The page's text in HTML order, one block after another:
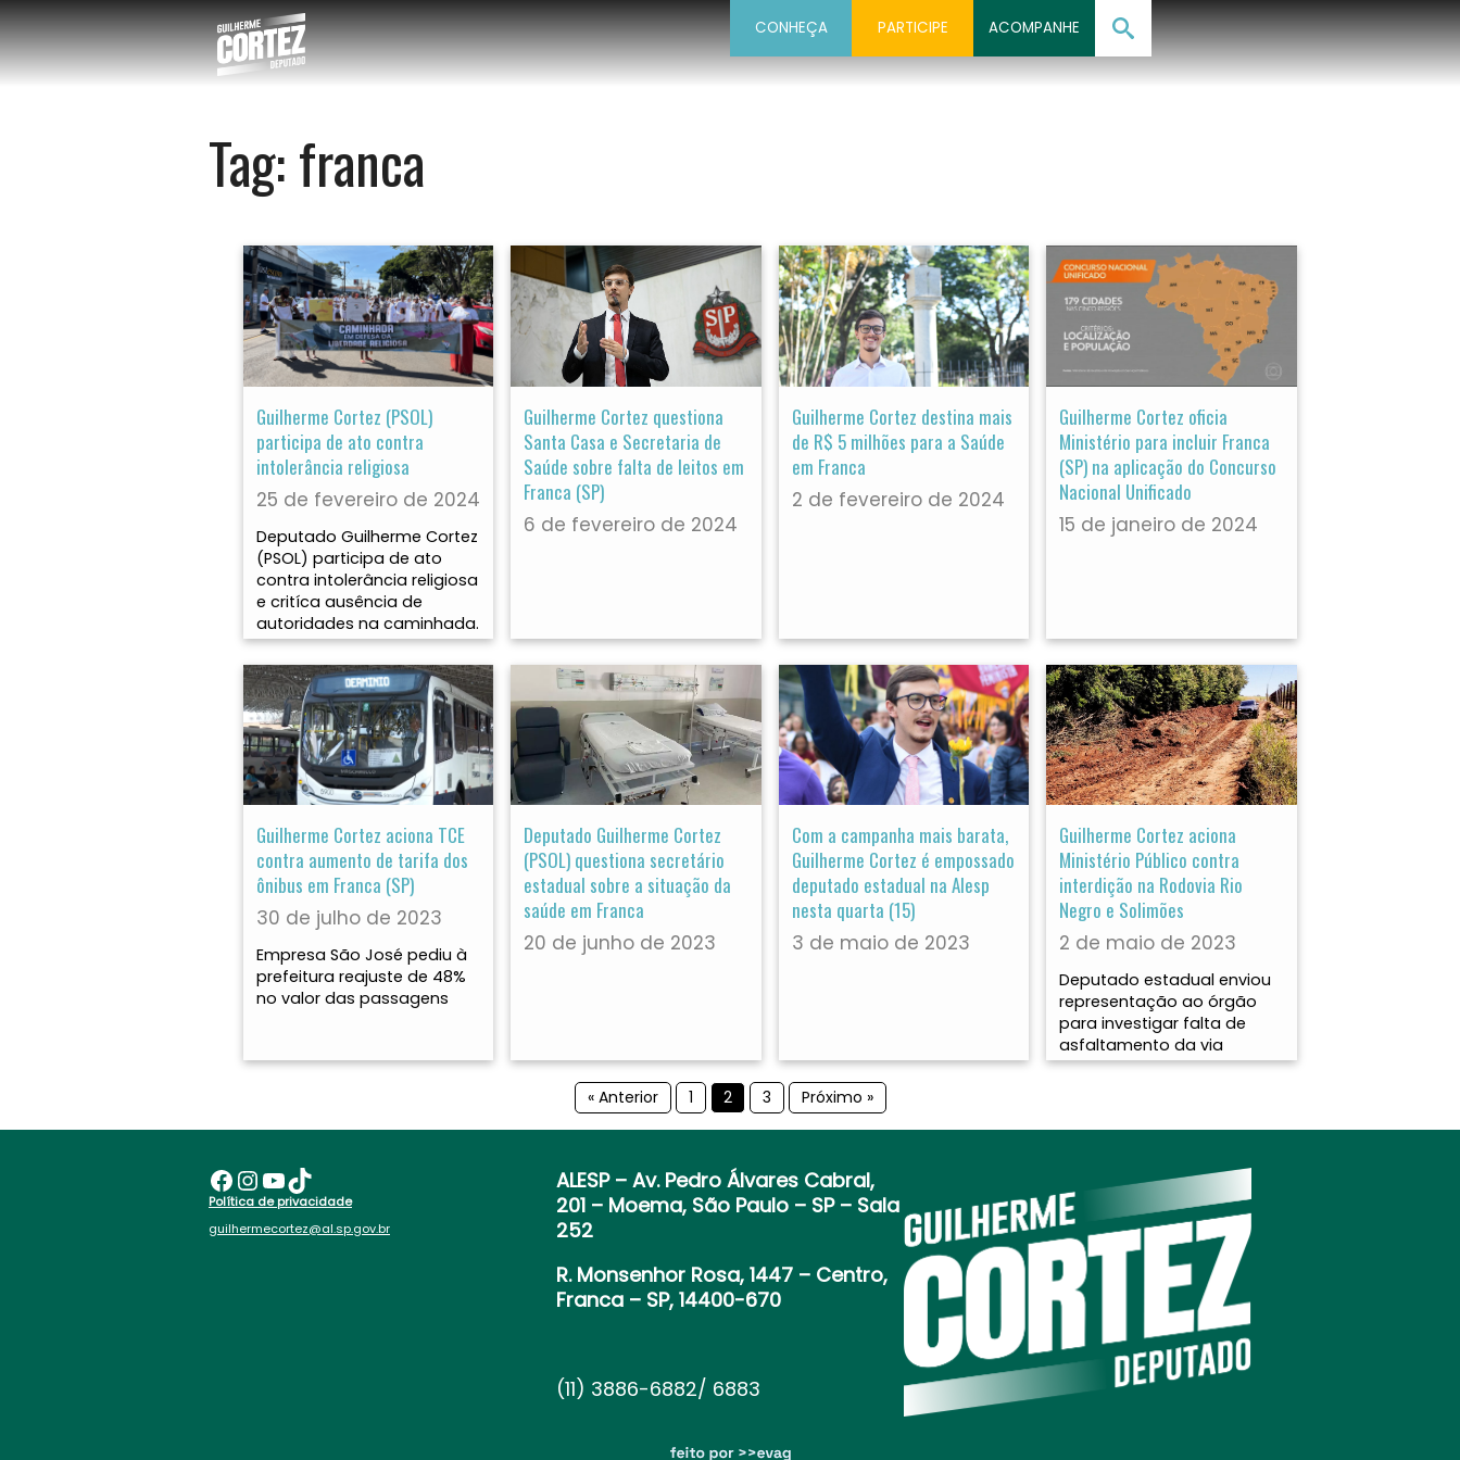
CONHEÇA PARTICIPE ACOMPANHE
Tag:franca
Guilherme Cortez (PSOL)
participa de ato contra
intolerância religiosa
25 de fevereiro de 2024
Deputado Guilherme Cortez
(PSOL) participa de ato
contra intolerância religiosa
e critíca ausência de
autoridades na caminhada.
Guilherme Cortez questiona
Santa Casa e Secretaria de
Saúde sobre falta de leitos em
Franca (SP)
6 de fevereiro de 2024
Guilherme Cortez destina mais
de R$ 5 milhões para a Saúde
em Franca
2 de fevereiro de 2024
Guilherme Cortez oficia
Ministério para incluir Franca
(SP) na aplicação do Concurso
Nacional Unificado
15 de janeiro de 2024
Guilherme Cortez aciona TCE
contra aumento de tarifa dos
ônibus em Franca (SP)
30 de julho de 2023
Empresa São José pediu à
prefeitura reajuste de 48%
no valor das passagens
Deputado Guilherme Cortez
(PSOL) questiona secretário
estadual sobre a situação da
saúde em Franca
20 de junho de 2023
Com a campanha mais barata,
Guilherme Cortez é empossado
deputado estadual na Alesp
nesta quarta (15)
3 de maio de 2023
Guilherme Cortez aciona
Ministério Público contra
interdição na Rodovia Rio
Negro e Solimões
2 de maio de 2023
Deputado estadual enviou
representação ao órgão
para investigar falta de
asfaltamento da via
« Anterior 1 2 3 Próximo »
Facebook InstagramYoutube TikTok
Política de privacidade
guilhermecortez@al.sp.gov.br
ALESP – Av. Pedro Álvares Cabral,
201 – Moema, São Paulo – SP – Sala
252
R. Monsenhor Rosa, 1447 – Centro,
Franca – SP, 14400-670
(11) 3886-6882/ 6883